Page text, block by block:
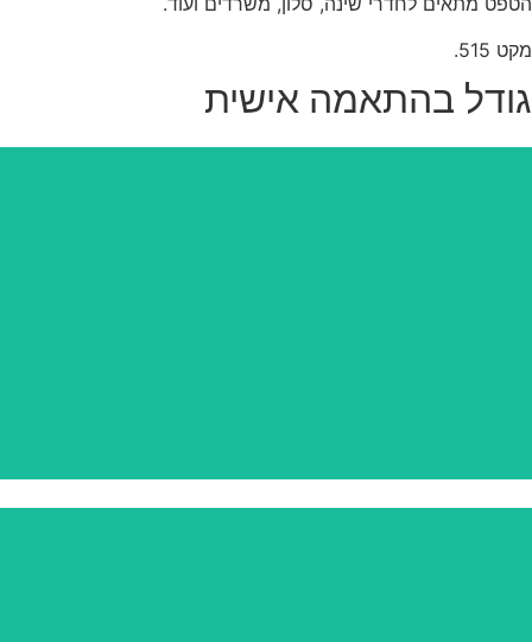
מקט 515.
גודל בהתאמה אישית